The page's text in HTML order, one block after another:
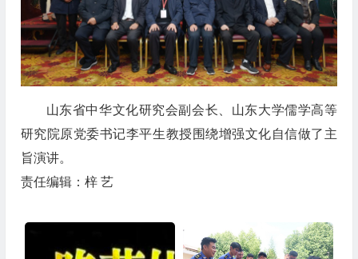
山东省中华文化研究会副会长、山东大学儒学高等
研究院原党委书记李平生教授围绕增强文化自信做了主
旨演讲。
责任编辑：梓 艺